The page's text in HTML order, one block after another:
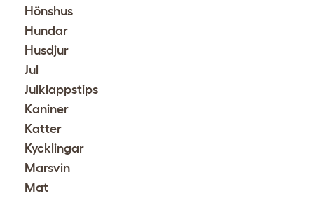
Hönshus
Hundar
Husdjur
Jul
Julklappstips
Kaniner
Katter
Kycklingar
Marsvin
Mat